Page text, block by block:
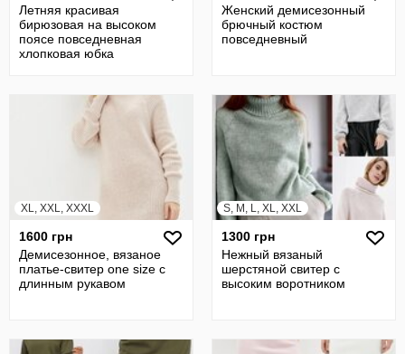
Летняя красивая
бирюзовая на высоком
поясе повседневная
хлопковая юбка
Женский демисезонный
брючный костюм
повседневный
XL, XXL, XXXL
1600 грн
Демисезонное, вязаное
платье-свитер one size с
длинным рукавом
S, M, L, XL, XXL
1300 грн
Нежный вязаный
шерстяной свитер с
высоким воротником